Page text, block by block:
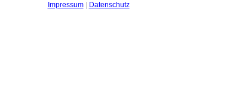
Impressum| Datenschutz